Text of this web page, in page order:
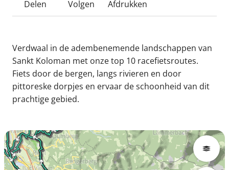
Delen Volgen Afdrukken
Verdwaal in de adembenemende landschappen van
Sankt Koloman met onze top 10 racefietsroutes.
Fiets door de bergen, langs rivieren en door
pittoreske dorpjes en ervaar de schoonheid van dit
prachtige gebied.